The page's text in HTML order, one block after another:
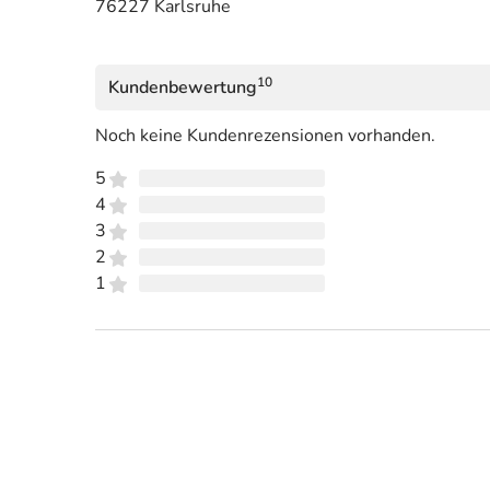
76227 Karlsruhe
Kundenbewertung10
Noch keine Kundenrezensionen vorhanden.
5
4
3
2
1